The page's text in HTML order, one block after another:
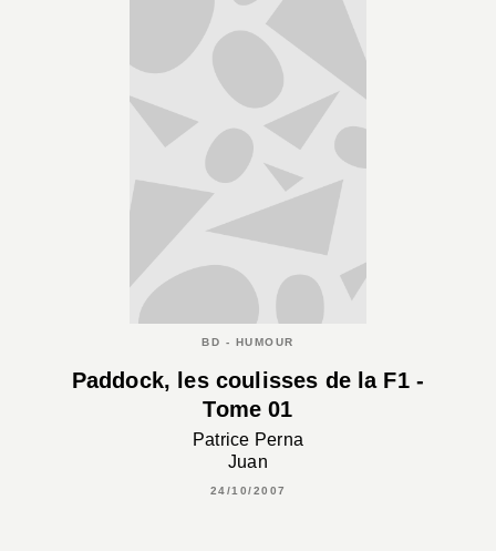
BD - HUMOUR
Paddock, les coulisses de la F1 -
Tome 01
Patrice Perna
Juan
24/10/2007